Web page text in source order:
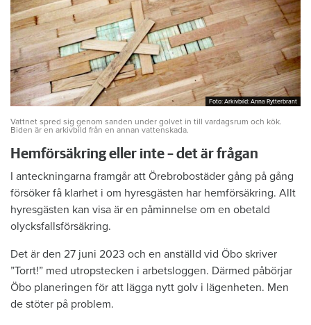
Foto: Arkivbild: Anna Rytterbrant
Foto: Arkivbild: Anna Rytterbrant
Vattnet spred sig genom sanden under golvet in till vardagsrum och kök.
Biden är en arkivbild från en annan vattenskada.
Hemförsäkring eller inte – det är frågan
I anteckningarna framgår att Örebrobostäder gång på gång
försöker få klarhet i om hyresgästen har hemförsäkring. Allt
hyresgästen kan visa är en påminnelse om en obetald
olycksfallsförsäkring.
Det är den 27 juni 2023 och en anställd vid Öbo skriver
”Torrt!” med utropstecken i arbetsloggen. Därmed påbörjar
Öbo planeringen för att lägga nytt golv i lägenheten. Men
de stöter på problem.